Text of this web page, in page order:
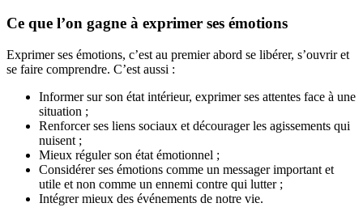
Ce que l’on gagne à exprimer ses émotions
Exprimer ses émotions, c’est au premier abord se libérer, s’ouvrir et
se faire comprendre. C’est aussi :
Informer sur son état intérieur, exprimer ses attentes face à une
situation ;
Renforcer ses liens sociaux et décourager les agissements qui
nuisent ;
Mieux réguler son état émotionnel ;
Considérer ses émotions comme un messager important et
utile et non comme un ennemi contre qui lutter ;
Intégrer mieux des événements de notre vie.